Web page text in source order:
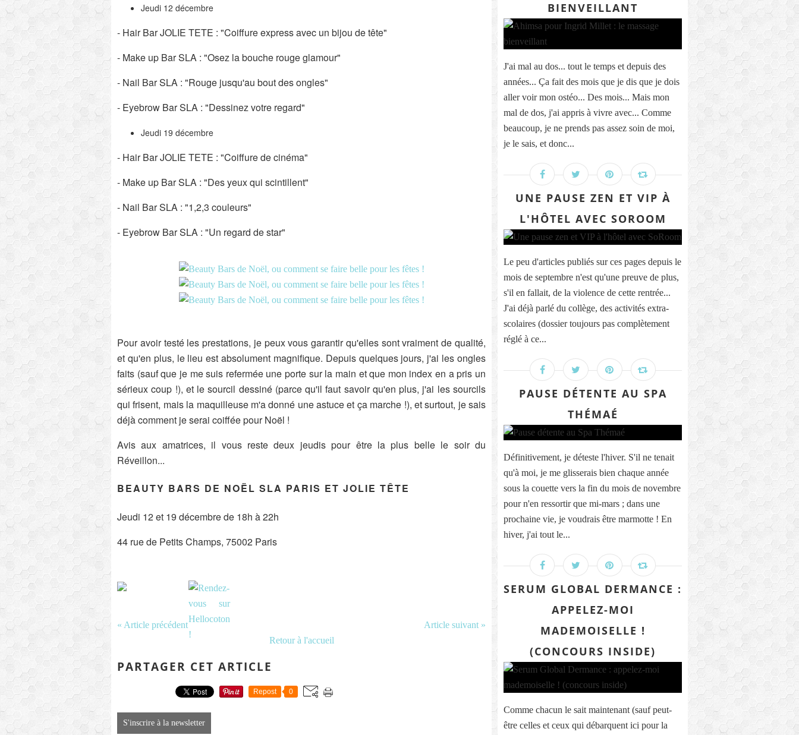
Jeudi 12 décembre
- Hair Bar JOLIE TETE : "Coiffure express avec un bijou de tête"
- Make up Bar SLA : "Osez la bouche rouge glamour"
- Nail Bar SLA : "Rouge jusqu'au bout des ongles"
- Eyebrow Bar SLA : "Dessinez votre regard"
Jeudi 19 décembre
- Hair Bar JOLIE TETE : "Coiffure de cinéma"
- Make up Bar SLA : "Des yeux qui scintillent"
- Nail Bar SLA : "1,2,3 couleurs"
- Eyebrow Bar SLA : "Un regard de star"
Pour avoir testé les prestations, je peux vous garantir qu'elles sont vraiment de qualité,
et qu'en plus, le lieu est absolument magnifique. Depuis quelques jours, j'ai les ongles
faits (sauf que je me suis refermée une porte sur la main et que mon index en a pris un
sérieux coup !), et le sourcil dessiné (parce qu'il faut savoir qu'en plus, j'ai les sourcils
qui frisent, mais la maquilleuse m'a donné une astuce et ça marche !), et surtout, je sais
déjà comment je serai coiffée pour Noël !
Avis aux amatrices, il vous reste deux jeudis pour être la plus belle le soir du
Réveillon...
BEAUTY BARS DE NOËL SLA PARIS ET JOLIE TÊTE
Jeudi 12 et 19 décembre de 18h à 22h
44 rue de Petits Champs, 75002 Paris
« Article précédent
Article suivant »
Retour à l'accueil
PARTAGER CET ARTICLE
Repost 0
S'inscrire à la newsletter
BIENVEILLANT
J'ai mal au dos... tout le temps et depuis des
années... Ça fait des mois que je dis que je dois
aller voir mon ostéo... Des mois... Mais mon
mal de dos, j'ai appris à vivre avec... Comme
beaucoup, je ne prends pas assez soin de moi,
je le sais, et donc...
UNE PAUSE ZEN ET VIP À
L'HÔTEL AVEC SOROOM
Le peu d'articles publiés sur ces pages depuis le
mois de septembre n'est qu'une preuve de plus,
s'il en fallait, de la violence de cette rentrée...
J'ai déjà parlé du collège, des activités extra-
scolaires (dossier toujours pas complètement
réglé à ce...
PAUSE DÉTENTE AU SPA
THÉMAÉ
Définitivement, je déteste l'hiver. S'il ne tenait
qu'à moi, je me glisserais bien chaque année
sous la couette vers la fin du mois de novembre
pour n'en ressortir que mi-mars ; dans une
prochaine vie, je voudrais être marmotte ! En
hiver, j'ai tout le...
SERUM GLOBAL DERMANCE :
APPELEZ-MOI
MADEMOISELLE !
(CONCOURS INSIDE)
Comme chacun le sait maintenant (sauf peut-
être celles et ceux qui débarquent ici pour la